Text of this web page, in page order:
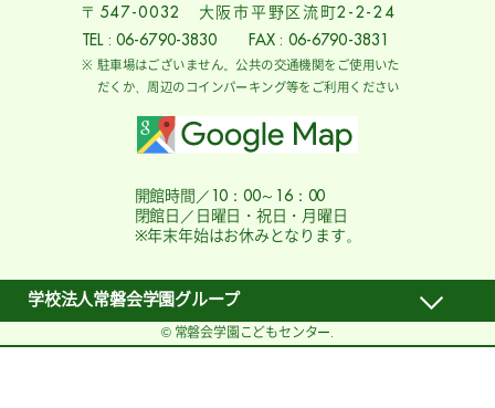
〒547-0032 大阪市平野区流町2-2-24
TEL : 06-6790-3830 FAX : 06-6790-3831
駐車場はございません。公共の交通機関をご使用いた
だくか、周辺のコインパーキング等をご利用ください
開館時間／10：00～16：00
閉館日／日曜日・祝日・月曜日
※年末年始はお休みとなります。
学校法人常磐会学園グループ
© 常磐会学園こどもセンター.